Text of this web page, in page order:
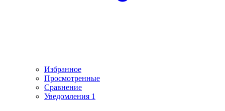
Избранное
Просмотренные
Сравнение
Уведомления 1